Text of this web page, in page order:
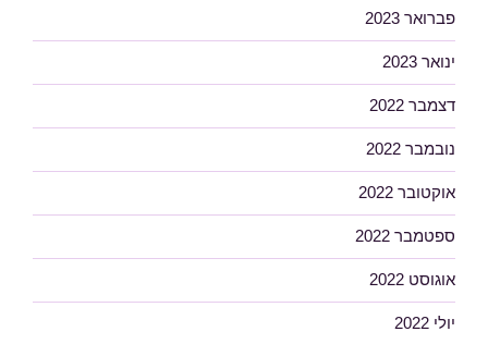
פברואר 2023
ינואר 2023
דצמבר 2022
נובמבר 2022
אוקטובר 2022
ספטמבר 2022
אוגוסט 2022
יולי 2022